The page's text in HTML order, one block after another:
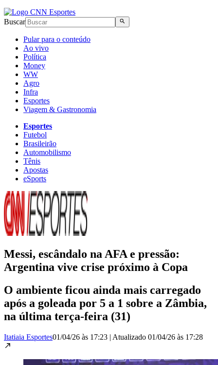
Buscar
Pular para o conteúdo
Ao vivo
Política
Money
WW
Agro
Infra
Esportes
Viagem & Gastronomia
Esportes
Futebol
Brasileirão
Automobilismo
Tênis
Apostas
eSports
Messi, escândalo na AFA e pressão:
Argentina vive crise próximo à Copa
O ambiente ficou ainda mais carregado
após a goleada por 5 a 1 sobre a Zâmbia,
na última terça-feira (31)
Itatiaia Esportes01/04/26 às 17:23 | Atualizado 01/04/26 às 17:28